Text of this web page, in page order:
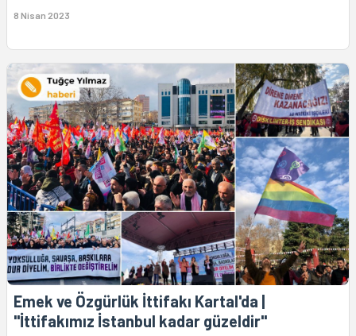
8 Nisan 2023
Emek ve Özgürlük İttifakı Kartal'da |
"İttifakımız İstanbul kadar güzeldir"